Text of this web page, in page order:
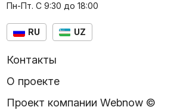
Пн-Пт. С 9:30 до 18:00
RU UZ
Контакты
О проекте
Проект компании Webnow ©